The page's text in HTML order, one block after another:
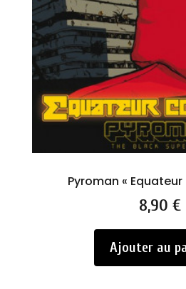
Pyroman «
Prix
8,90 €
Ajouter au